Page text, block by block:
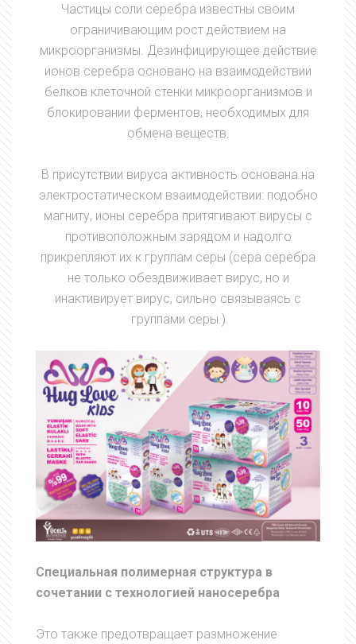
Частицы соли серебра известны своим
ограничивающим рост действием на
микроорганизмы. Дезинфицирующее действие
ионов серебра основано на взаимодействии
белков клеточной стенки микроорганизмов и
блокировании ферментов, необходимых для
обмена веществ.
В присутствии вируса активность основана на
электростатическом взаимодействии: подобно
магниту, ионы серебра притягивают вирусы с
противоположным зарядом и надолго
прикрепляют их к группам серы (сера серебра
не только обездвиживает вирус, но и
инактивирует вирус, сильно связываясь с
группами серы.)
Специальная полимерная структура в
сочетании с технологией наносеребра
Это также предотвращает размножение